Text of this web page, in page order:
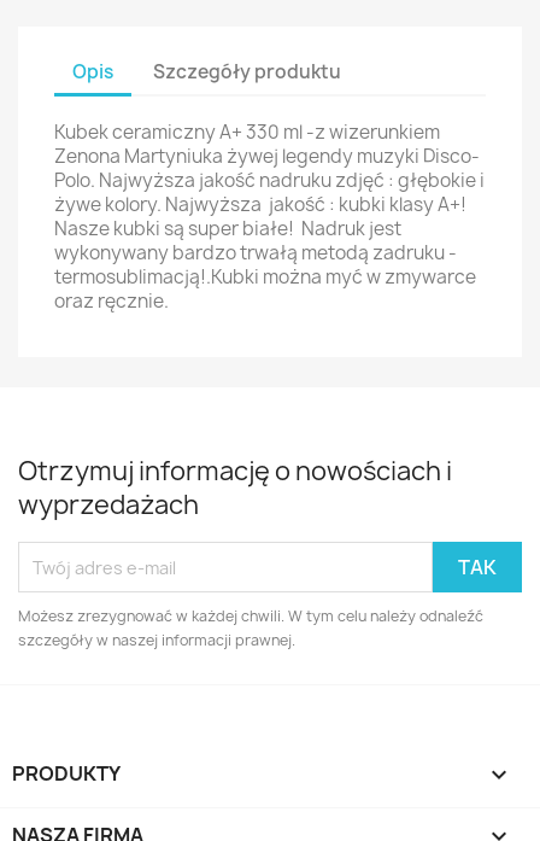
Opis Szczegóły produktu
Kubek ceramiczny A+ 330 ml -z wizerunkiem
Zenona Martyniuka żywej legendy muzyki Disco-
Polo. Najwyższa jakość nadruku zdjęć : głębokie i
żywe kolory. Najwyższa jakość : kubki klasy A+!
Nasze kubki są super białe! Nadruk jest
wykonywany bardzo trwałą metodą zadruku -
termosublimacją!.Kubki można myć w zmywarce
oraz ręcznie.
Otrzymuj informację o nowościach i
wyprzedażach
Możesz zrezygnować w każdej chwili. W tym celu należy odnaleźć
szczegóły w naszej informacji prawnej.
PRODUKTY 
NASZA FIRMA